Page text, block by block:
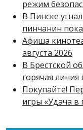
режим
В Пинске
пинчанин
Афиша
августа 2026
В Брестской
горячая
Покупайте!
игры «Удача в